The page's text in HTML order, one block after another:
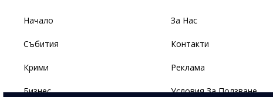
Начало
Събития
Крими
Бизнес
За Нас
Контакти
Реклама
Условия За Ползване